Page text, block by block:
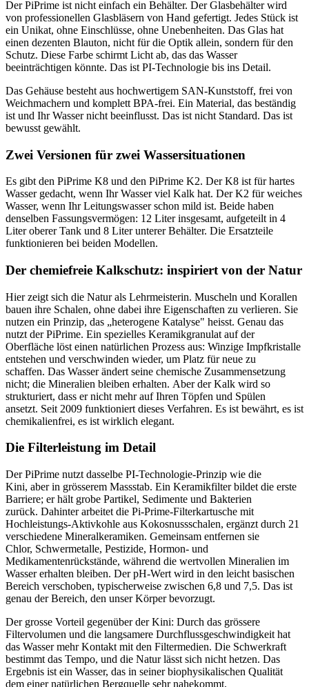
Der PiPrime ist nicht einfach ein Behälter. Der Glasbehälter wird
von professionellen Glasbläsern von Hand gefertigt. Jedes Stück ist
ein Unikat, ohne Einschlüsse, ohne Unebenheiten. Das Glas hat
einen dezenten Blauton, nicht für die Optik allein, sondern für den
Schutz. Diese Farbe schirmt Licht ab, das das Wasser
beeinträchtigen könnte. Das ist PI-Technologie bis ins Detail.
Das Gehäuse besteht aus hochwertigem SAN-Kunststoff, frei von
Weichmachern und komplett BPA-frei. Ein Material, das beständig
ist und Ihr Wasser nicht beeinflusst. Das ist nicht Standard. Das ist
bewusst gewählt.
Zwei Versionen für zwei Wassersituationen
Es gibt den PiPrime K8 und den PiPrime K2. Der K8 ist für hartes
Wasser gedacht, wenn Ihr Wasser viel Kalk hat. Der K2 für weiches
Wasser, wenn Ihr Leitungswasser schon mild ist. Beide haben
denselben Fassungsvermögen: 12 Liter insgesamt, aufgeteilt in 4
Liter oberer Tank und 8 Liter unterer Behälter. Die Ersatzteile
funktionieren bei beiden Modellen.
Der chemiefreie Kalkschutz: inspiriert von der Natur
Hier zeigt sich die Natur als Lehrmeisterin. Muscheln und Korallen
bauen ihre Schalen, ohne dabei ihre Eigenschaften zu verlieren. Sie
nutzen ein Prinzip, das „heterogene Katalyse" heisst. Genau das
nutzt der PiPrime. Ein spezielles Keramikgranulat auf der
Oberfläche löst einen natürlichen Prozess aus: Winzige Impfkristalle
entstehen und verschwinden wieder, um Platz für neue zu
schaffen. Das Wasser ändert seine chemische Zusammensetzung
nicht; die Mineralien bleiben erhalten. Aber der Kalk wird so
strukturiert, dass er nicht mehr auf Ihren Töpfen und Spülen
ansetzt. Seit 2009 funktioniert dieses Verfahren. Es ist bewährt, es ist
chemikalienfrei, es ist wirklich elegant.
Die Filterleistung im Detail
Der PiPrime nutzt dasselbe PI-Technologie-Prinzip wie die
Kini, aber in grösserem Massstab. Ein Keramikfilter bildet die erste
Barriere; er hält grobe Partikel, Sedimente und Bakterien
zurück. Dahinter arbeitet die Pi-Prime-Filterkartusche mit
Hochleistungs-Aktivkohle aus Kokosnussschalen, ergänzt durch 21
verschiedene Mineralkeramiken. Gemeinsam entfernen sie
Chlor, Schwermetalle, Pestizide, Hormon- und
Medikamentenrückstände, während die wertvollen Mineralien im
Wasser erhalten bleiben. Der pH-Wert wird in den leicht basischen
Bereich verschoben, typischerweise zwischen 6,8 und 7,5. Das ist
genau der Bereich, den unser Körper bevorzugt.
Der grosse Vorteil gegenüber der Kini: Durch das grössere
Filtervolumen und die langsamere Durchflussgeschwindigkeit hat
das Wasser mehr Kontakt mit den Filtermedien. Die Schwerkraft
bestimmt das Tempo, und die Natur lässt sich nicht hetzen. Das
Ergebnis ist ein Wasser, das in seiner biophysikalischen Qualität
dem einer natürlichen Bergquelle sehr nahekommt.